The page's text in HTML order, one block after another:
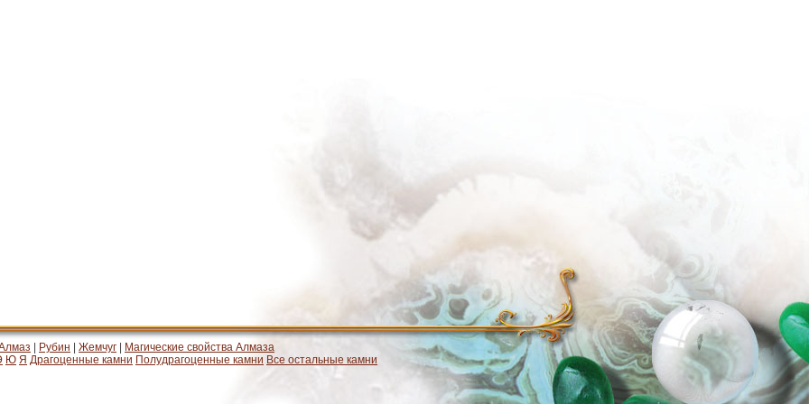
Рубин Жемчуг
Магические свойства Алмаза
Ю Я Драгоценные камни Полудрагоценные камни Все остальные камни